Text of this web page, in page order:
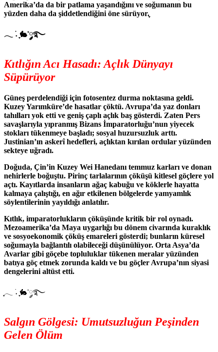
Amerika’da da bir patlama yaşandığını ve soğumanın bu
yüzden daha da şiddetlendiğini öne sürüyor.ִֶָ
𓂃 ࣪˖ ִֶָ🐇་༘࿐
Kıtlığın Acı Hasadı: Açlık Dünyayı
Süpürüyor
Güneş perdelendiği için fotosentez durma noktasına geldi.
Kuzey Yarımküre’de hasatlar çöktü. Avrupa’da yaz donları
tahılları yok etti ve geniş çaplı açlık baş gösterdi. Zaten Pers
savaşlarıyla yıpranmış Bizans İmparatorluğu’nun yiyecek
stokları tükenmeye başladı; sosyal huzursuzluk arttı.
Justinian’ın askerî hedefleri, açlıktan kırılan ordular yüzünden
sekteye uğradı.
Doğuda, Çin’in Kuzey Wei Hanedanı temmuz karları ve donan
nehirlerle boğuştu. Pirinç tarlalarının çöküşü kitlesel göçlere yol
açtı. Kayıtlarda insanların ağaç kabuğu ve köklerle hayatta
kalmaya çalıştığı, en ağır etkilenen bölgelerde yamyamlık
söylentilerinin yayıldığı anlatılır.
Kıtlık, imparatorlukların çöküşünde kritik bir rol oynadı.
Mezoamerika’da Maya uygarlığı bu dönem civarında kuraklık
ve sosyoekonomik çöküş emareleri gösterdi; bunların küresel
soğumayla bağlantılı olabileceği düşünülüyor. Orta Asya’da
Avarlar gibi göçebe topluluklar tükenen meralar yüzünden
batıya göç etmek zorunda kaldı ve bu göçler Avrupa’nın siyasi
dengelerini altüst etti.
ִֶָ𓂃 ࣪˖ ִֶָ🐇་༘࿐
Salgın Gölgesi: Umutsuzluğun Peşinden
Gelen Ölüm